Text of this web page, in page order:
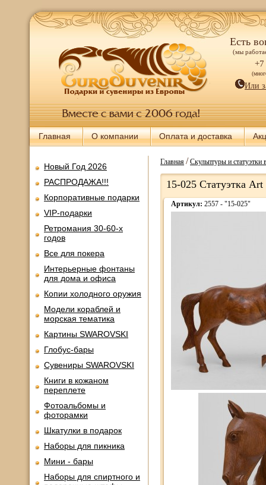
Есть
(мы
+7
Или
Главная О компании Оплата и доставка
Новый Год 2026
РАСПРОДАЖА!!!
Корпоративные подарки
VIP-подарки
Ретромания 30-60-х
годов
Все для покера
Интерьерные фонтаны
для дома и офиса
Копии холодного оружия
Модели кораблей и
морская тематика
Картины SWAROVSKI
Глобус-бары
Сувениры SWAROVSKI
Книги в кожаном
переплете
Фотоальбомы и
фоторамки
Шкатулки в подарок
Наборы для пикника
Мини - бары
Наборы для спиртного и
Главная/Скульптуры и статуэтки
15-025 Статуэтка
Артикул: 2557 - "15-025"